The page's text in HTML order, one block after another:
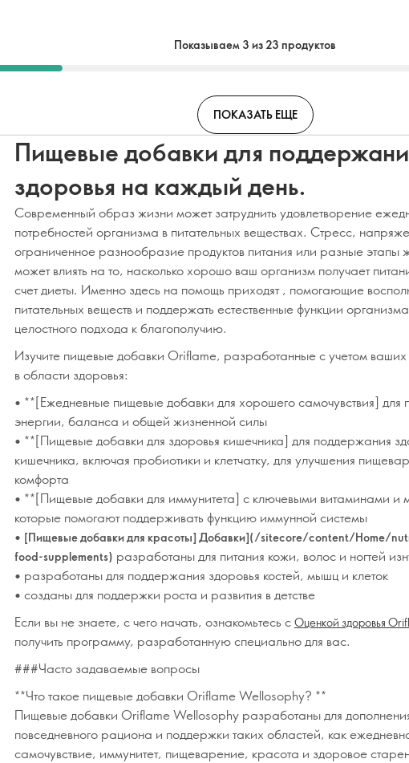
Показываем 3 из 23 продуктов
ПОКАЗАТЬ ЕЩЕ
Пищевые добавки для
здоровья на каждый день.
Современный образ жизни может затруднить удовлетворение
потребностей организма в питательных веществах. Стресс,
ограниченное разнообразие продуктов питания или разные этапы
может влиять на то, насколько хорошо ваш организм получает
счет диеты. Именно здесь на помощь приходят , помогающие
питательных веществ и поддержать естественные функции
целостного подхода к благополучию.
Изучите пищевые добавки Oriflame, разработанные с учетом
в области здоровья:
• **[Ежедневные пищевые добавки для хорошего самочувствия] для
энергии, баланса и общей жизненной силы
• **[Пищевые добавки для здоровья кишечника] для поддержания
кишечника, включая пробиотики и клетчатку, для улучшения
комфорта
• **[Пищевые добавки для иммунитета] с ключевыми витаминами и
которые помогают поддерживать функцию иммунной системы
• [Пищевые добавки для красоты] Добавки](/sitecore/content/Home/
food-supplements) разработаны для питания кожи, волос и ногтей
• разработаны для поддержания здоровья костей, мышц и клеток
• созданы для поддержки роста и развития в детстве
Если вы не знаете, с чего начать, ознакомьтесь с Оценкой здоровья
получить программу, разработанную специально для вас.
###Часто задаваемые вопросы
**Что такое пищевые добавки Oriflame Wellosophy? **
Пищевые добавки Oriflame Wellosophy разработаны для
повседневного рациона и поддержки таких областей, как
самочувствие, иммунитет, пищеварение, красота и здоровое